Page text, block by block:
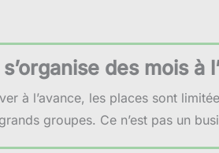
des mois à
à l’avance, les places sont
groupes. Ce n’est pas un